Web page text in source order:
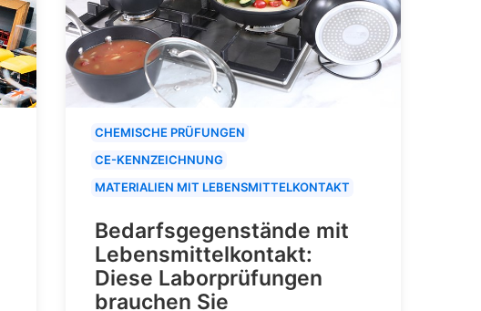
CHEMISCHE PRÜFUNGEN
CE-KENNZEICHNUNG
MATERIALIEN MIT LEBENSMITTELKONTAKT
Bedarfsgegenstände mit
Lebensmittelkontakt:
Diese Laborprüfungen
brauchen Sie